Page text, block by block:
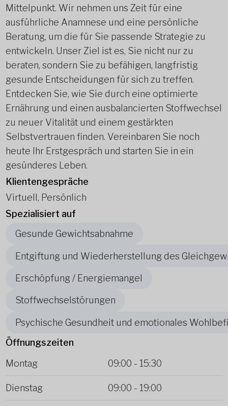
Mittelpunkt. Wir nehmen uns Zeit für eine
ausführliche Anamnese und eine persönliche
Beratung, um die für Sie passende Strategie zu
entwickeln. Unser Ziel ist es, Sie nicht nur zu
beraten, sondern Sie zu befähigen, langfristig
gesunde Entscheidungen für sich zu treffen.
Entdecken Sie, wie Sie durch eine optimierte
Ernährung und einen ausbalancierten Stoffwechsel
zu neuer Vitalität und einem gestärkten
Selbstvertrauen finden. Vereinbaren Sie noch
heute Ihr Erstgespräch und starten Sie in ein
gesünderes Leben.
Klientengespräche
Virtuell, Persönlich
Spezialisiert auf
Gesunde Gewichtsabnahme
Entgiftung und Wiederherstellung des
Erschöpfung / Energiemangel
Stoffwechselstörungen
Psychische Gesundheit und emotionales
Öffnungszeiten
Montag
09:00 - 15:30
Dienstag 09:00 - 19:00